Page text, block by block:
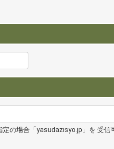
の場合「yasudazisyo.jp」を 受信